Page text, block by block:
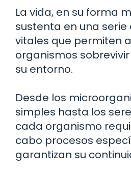
La vida, en su forma
sustenta en una serie
vitales que permiten
organismos
su entorno.
Desde los
simples hasta los
cada organismo
cabo procesos
garantizan su